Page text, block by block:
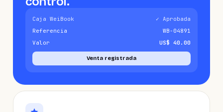
Caja WeiBook
✓ Aprobada
Referencia
WB-04891
Valor
US$ 40.00
Venta registrada